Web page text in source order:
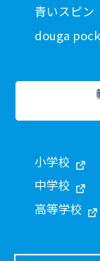
青いスピン
douga
小学校
中学校
高等学校